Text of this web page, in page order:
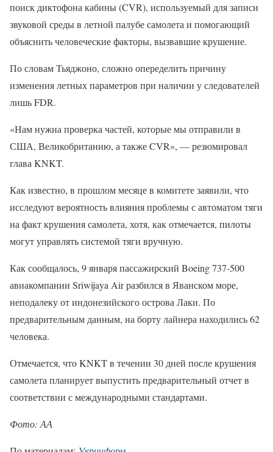
поиск диктофона кабины (CVR), используемый для записи
звуковой среды в летной палубе самолета и помогающий
объяснить человеческие факторы, вызвавшие крушение.
По словам Тьяджоно, сложно опеределить причину
изменения летных параметров при наличии у следователей
лишь FDR.
«Нам нужна проверка частей, которые мы отправили в
США, Великобританию, а также CVR», — резюмировал
глава KNKT.
Как известно, в прошлом месяце в комитете заявили, что
исследуют вероятность влияния проблемы с автоматом тяги
на факт крушения самолета, хотя, как отмечается, пилоты
могут управлять системой тяги вручную.
Как сообщалось, 9 января пассажирский Boeing 737-500
авиакомпании Sriwijaya Air разбился в Яванском море,
неподалеку от индонезийского острова Лаки. По
предварительным данным, на борту лайнера находились 62
человека.
Отмечается, что KNKT в течении 30 дней после крушения
самолета планирует выпустить предварительный отчет в
соответствии с международными стандартами.
Фото: АА